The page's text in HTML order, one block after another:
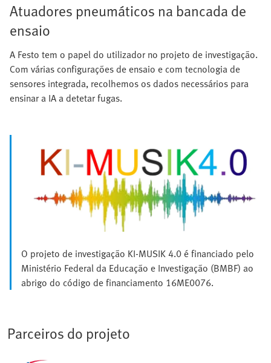
Atuadores pneumáticos na bancada de
ensaio
A Festo tem o papel do utilizador no projeto de investigação.
Com várias configurações de ensaio e com tecnologia de
sensores integrada, recolhemos os dados necessários para
ensinar a IA a detetar fugas.
O projeto de investigação KI-MUSIK 4.0 é financiado pelo
Ministério Federal da Educação e Investigação (BMBF) ao
abrigo do código de financiamento 16ME0076.
Parceiros do projeto